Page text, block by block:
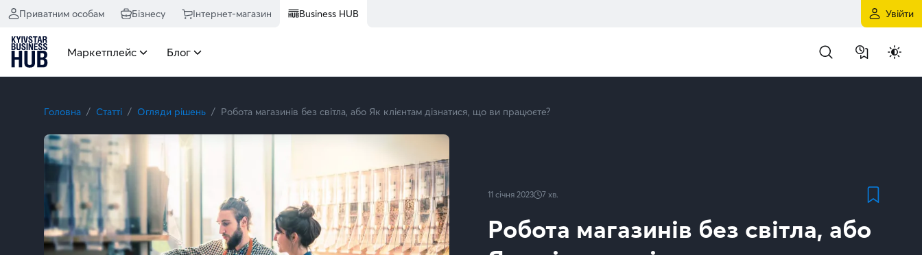
Приватним особам Бізнесу Інтернет-магазин Business HUB Увійти
Маркетплейс Блог
Головна Статті Огляди рішень Робота магазинів без світла, або Як клієнтам дізнатися, що ви працюєте?
11 січня 2023 7 хв.
Робота магазинів без світла, або